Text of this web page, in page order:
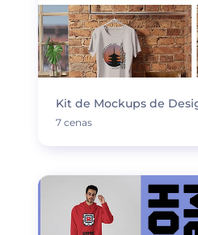
Kit de Mockups de
7 cenas